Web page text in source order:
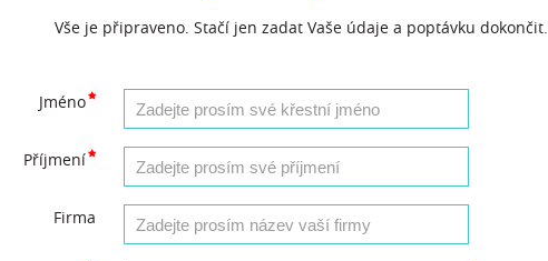
Vše je připraveno. Stačí jen zadat Vaše údaje a poptávku dokončit.
Jméno
Příjmení
Firma